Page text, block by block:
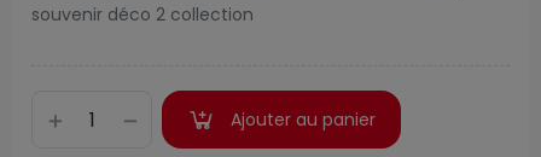
souvenir déco 2 collection
Ajouter au panier